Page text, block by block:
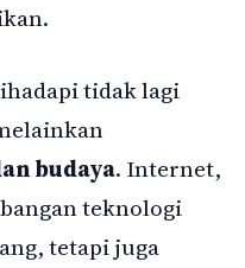
tidak lagi
budaya. Internet,
teknologi
tetapi juga